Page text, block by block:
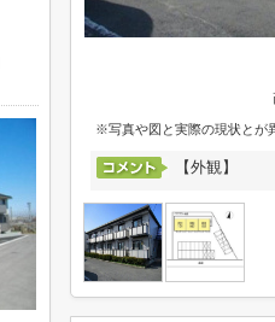
※写真や図と実際の現状とが
【外観】